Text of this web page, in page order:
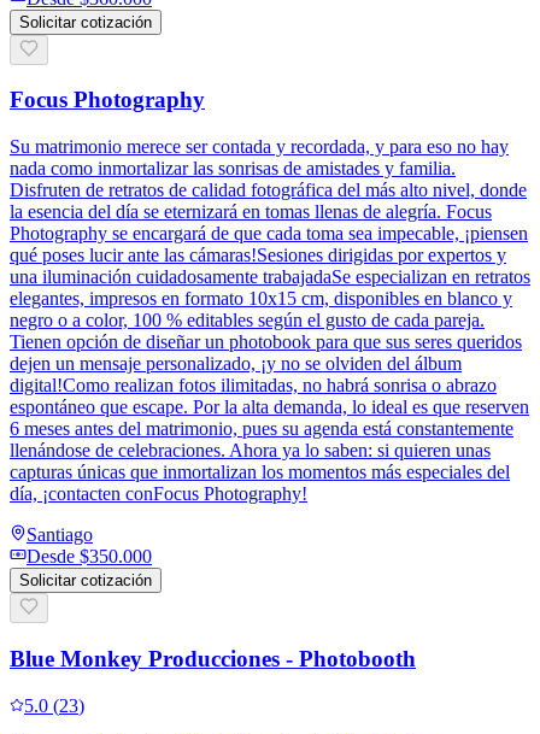
Solicitar cotización
Focus Photography
Su matrimonio merece ser contada y recordada, y para eso no hay
nada como inmortalizar las sonrisas de amistades y familia.
Disfruten de retratos de calidad fotográfica del más alto nivel, donde
la esencia del día se eternizará en tomas llenas de alegría. Focus
Photography se encargará de que cada toma sea impecable, ¡piensen
qué poses lucir ante las cámaras!Sesiones dirigidas por expertos y
una iluminación cuidadosamente trabajadaSe especializan en retratos
elegantes, impresos en formato 10x15 cm, disponibles en blanco y
negro o a color, 100 % editables según el gusto de cada pareja.
Tienen opción de diseñar un photobook para que sus seres queridos
dejen un mensaje personalizado, ¡y no se olviden del álbum
digital!Como realizan fotos ilimitadas, no habrá sonrisa o abrazo
espontáneo que escape. Por la alta demanda, lo ideal es que reserven
6 meses antes del matrimonio, pues su agenda está constantemente
llenándose de celebraciones. Ahora ya lo saben: si quieren unas
capturas únicas que inmortalizan los momentos más especiales del
día, ¡contacten conFocus Photography!
Santiago
Desde $350.000
Solicitar cotización
Blue Monkey Producciones - Photobooth
5.0 (23)